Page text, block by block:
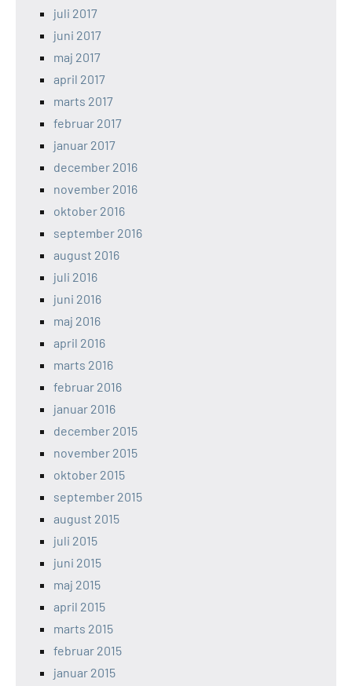
juli 2017
juni 2017
maj 2017
april 2017
marts 2017
februar 2017
januar 2017
december 2016
november 2016
oktober 2016
september 2016
august 2016
juli 2016
juni 2016
maj 2016
april 2016
marts 2016
februar 2016
januar 2016
december 2015
november 2015
oktober 2015
september 2015
august 2015
juli 2015
juni 2015
maj 2015
april 2015
marts 2015
februar 2015
januar 2015